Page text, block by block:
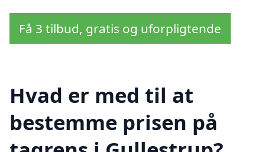
Få 3 tilbud, gratis og uforpligtende
Hvad er med til at
bestemme prisen på